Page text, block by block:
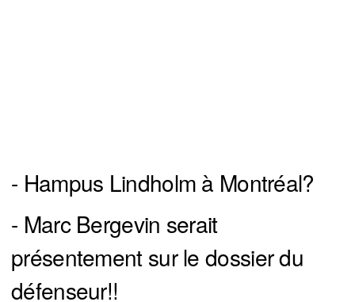
- Hampus Lindholm à Montréal?
- Marc Bergevin serait
présentement sur le dossier du
défenseur!!